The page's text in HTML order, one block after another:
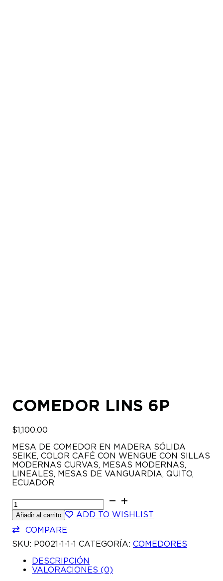
COMEDOR LINS 6P
$1,100.00
MESA DE COMEDOR EN MADERA SÓLIDA
SEIKE, COLOR CAFÉ CON WENGUE CON SILLAS
MODERNAS CURVAS, MESAS MODERNAS,
LINEALES, MESAS DE VANGUARDIA, QUITO,
ECUADOR
COMEDOR
LINS
6P
CANTIDAD
Añadir al carrito
ADD TO WISHLIST
COMPARE
SKU: P0021-1-1-1 CATEGORÍA: COMEDORES
DESCRIPCIÓN
VALORACIONES (0)